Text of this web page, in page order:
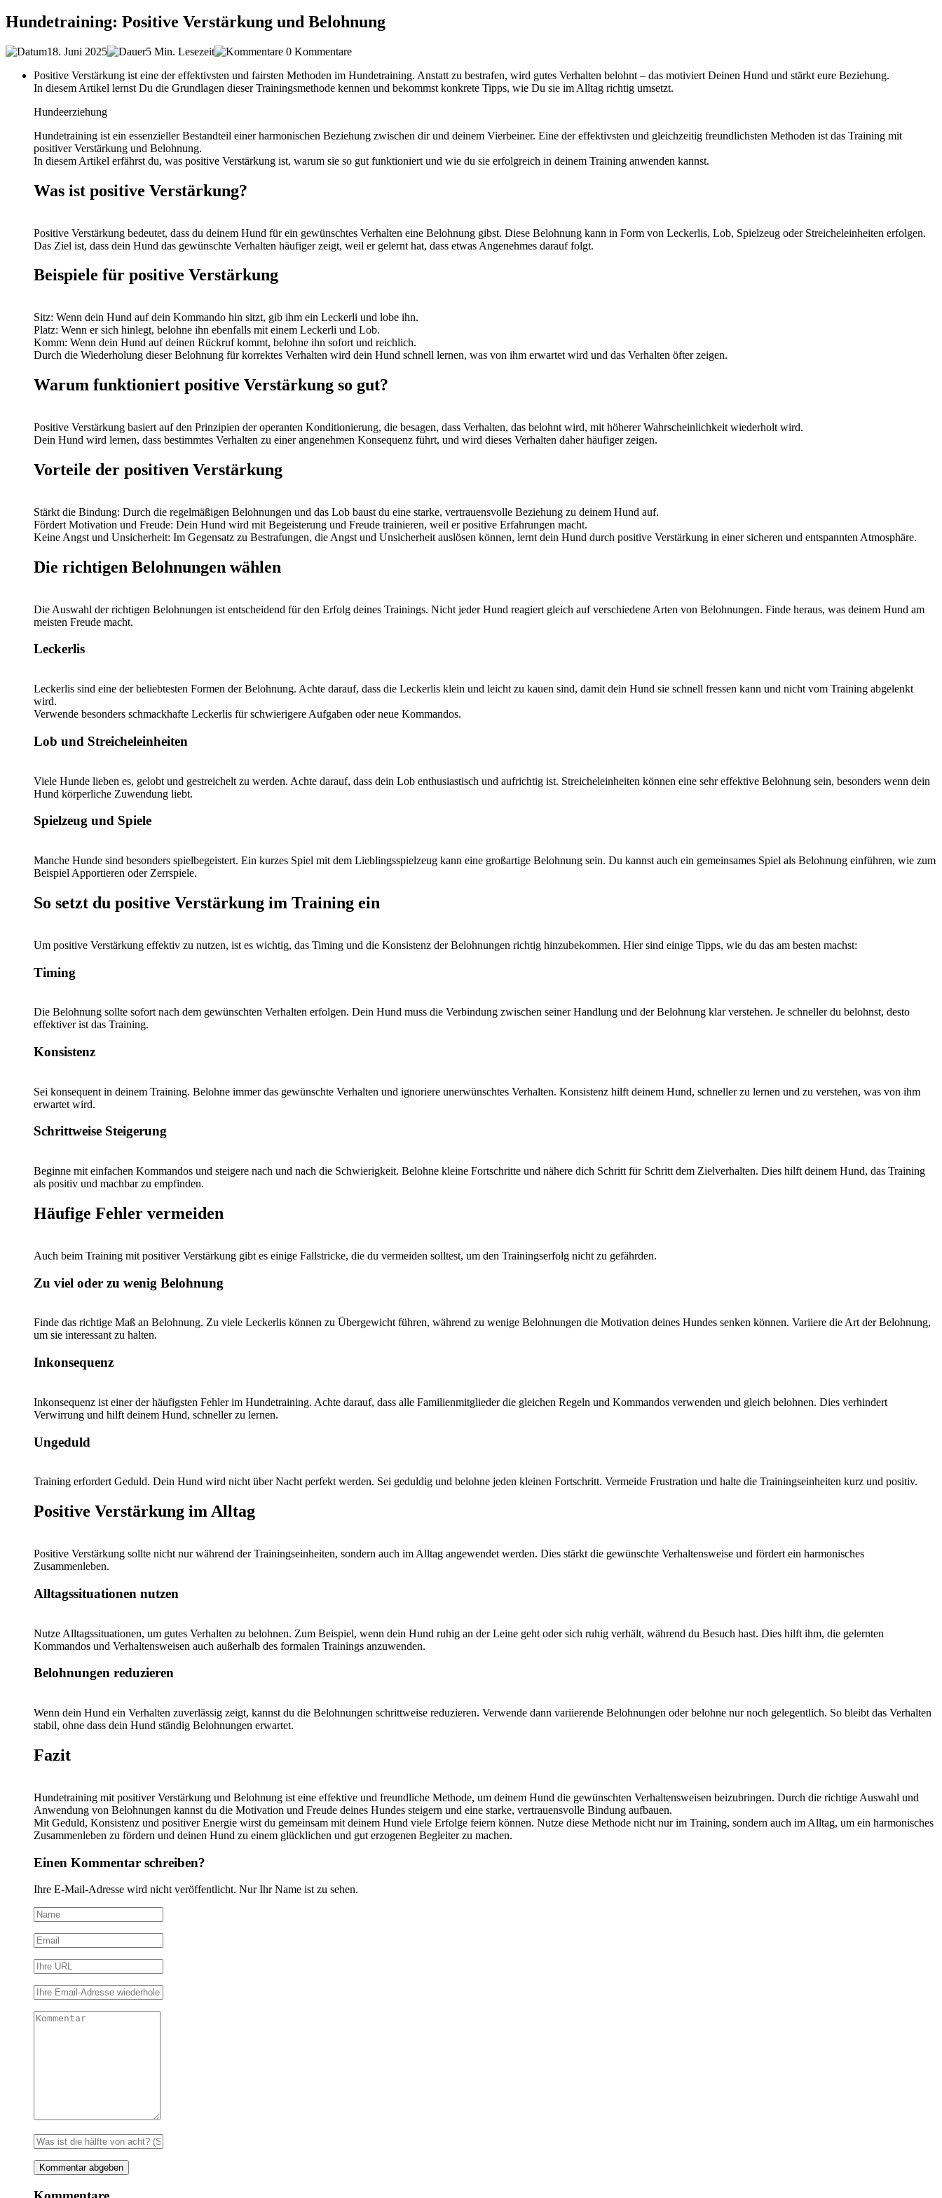
Hundetraining: Positive Verstärkung und Belohnung
18. Juni 2025 5 Min. Lesezeit
0 Kommentare
Positive Verstärkung ist eine der effektivsten und fairsten Methoden im Hundetraining. Anstatt zu bestrafen, wird gutes Verhalten belohnt – das motiviert Deinen Hund und stärkt eure Beziehung.
In diesem Artikel lernst Du die Grundlagen dieser Trainingsmethode kennen und bekommst konkrete Tipps, wie Du sie im Alltag richtig umsetzt.
Hundeerziehung
Hundetraining ist ein essenzieller Bestandteil einer harmonischen Beziehung zwischen dir und deinem Vierbeiner. Eine der effektivsten und gleichzeitig freundlichsten Methoden ist das Training mit
positiver Verstärkung und Belohnung.
In diesem Artikel erfährst du, was positive Verstärkung ist, warum sie so gut funktioniert und wie du sie erfolgreich in deinem Training anwenden kannst.
Was ist positive Verstärkung?
Positive Verstärkung bedeutet, dass du deinem Hund für ein gewünschtes Verhalten eine Belohnung gibst. Diese Belohnung kann in Form von Leckerlis, Lob, Spielzeug oder Streicheleinheiten erfolgen.
Das Ziel ist, dass dein Hund das gewünschte Verhalten häufiger zeigt, weil er gelernt hat, dass etwas Angenehmes darauf folgt.
Beispiele für positive Verstärkung
Sitz: Wenn dein Hund auf dein Kommando hin sitzt, gib ihm ein Leckerli und lobe ihn.
Platz: Wenn er sich hinlegt, belohne ihn ebenfalls mit einem Leckerli und Lob.
Komm: Wenn dein Hund auf deinen Rückruf kommt, belohne ihn sofort und reichlich.
Durch die Wiederholung dieser Belohnung für korrektes Verhalten wird dein Hund schnell lernen, was von ihm erwartet wird und das Verhalten öfter zeigen.
Warum funktioniert positive Verstärkung so gut?
Positive Verstärkung basiert auf den Prinzipien der operanten Konditionierung, die besagen, dass Verhalten, das belohnt wird, mit höherer Wahrscheinlichkeit wiederholt wird.
Dein Hund wird lernen, dass bestimmtes Verhalten zu einer angenehmen Konsequenz führt, und wird dieses Verhalten daher häufiger zeigen.
Vorteile der positiven Verstärkung
Stärkt die Bindung: Durch die regelmäßigen Belohnungen und das Lob baust du eine starke, vertrauensvolle Beziehung zu deinem Hund auf.
Fördert Motivation und Freude: Dein Hund wird mit Begeisterung und Freude trainieren, weil er positive Erfahrungen macht.
Keine Angst und Unsicherheit: Im Gegensatz zu Bestrafungen, die Angst und Unsicherheit auslösen können, lernt dein Hund durch positive Verstärkung in einer sicheren und entspannten Atmosphäre.
Die richtigen Belohnungen wählen
Die Auswahl der richtigen Belohnungen ist entscheidend für den Erfolg deines Trainings. Nicht jeder Hund reagiert gleich auf verschiedene Arten von Belohnungen. Finde heraus, was deinem Hund am
meisten Freude macht.
Leckerlis
Leckerlis sind eine der beliebtesten Formen der Belohnung. Achte darauf, dass die Leckerlis klein und leicht zu kauen sind, damit dein Hund sie schnell fressen kann und nicht vom Training abgelenkt
wird.
Verwende besonders schmackhafte Leckerlis für schwierigere Aufgaben oder neue Kommandos.
Lob und Streicheleinheiten
Viele Hunde lieben es, gelobt und gestreichelt zu werden. Achte darauf, dass dein Lob enthusiastisch und aufrichtig ist. Streicheleinheiten können eine sehr effektive Belohnung sein, besonders wenn dein
Hund körperliche Zuwendung liebt.
Spielzeug und Spiele
Manche Hunde sind besonders spielbegeistert. Ein kurzes Spiel mit dem Lieblingsspielzeug kann eine großartige Belohnung sein. Du kannst auch ein gemeinsames Spiel als Belohnung einführen, wie zum
Beispiel Apportieren oder Zerrspiele.
So setzt du positive Verstärkung im Training ein
Um positive Verstärkung effektiv zu nutzen, ist es wichtig, das Timing und die Konsistenz der Belohnungen richtig hinzubekommen. Hier sind einige Tipps, wie du das am besten machst:
Timing
Die Belohnung sollte sofort nach dem gewünschten Verhalten erfolgen. Dein Hund muss die Verbindung zwischen seiner Handlung und der Belohnung klar verstehen. Je schneller du belohnst, desto
effektiver ist das Training.
Konsistenz
Sei konsequent in deinem Training. Belohne immer das gewünschte Verhalten und ignoriere unerwünschtes Verhalten. Konsistenz hilft deinem Hund, schneller zu lernen und zu verstehen, was von ihm
erwartet wird.
Schrittweise Steigerung
Beginne mit einfachen Kommandos und steigere nach und nach die Schwierigkeit. Belohne kleine Fortschritte und nähere dich Schritt für Schritt dem Zielverhalten. Dies hilft deinem Hund, das Training
als positiv und machbar zu empfinden.
Häufige Fehler vermeiden
Auch beim Training mit positiver Verstärkung gibt es einige Fallstricke, die du vermeiden solltest, um den Trainingserfolg nicht zu gefährden.
Zu viel oder zu wenig Belohnung
Finde das richtige Maß an Belohnung. Zu viele Leckerlis können zu Übergewicht führen, während zu wenige Belohnungen die Motivation deines Hundes senken können. Variiere die Art der Belohnung,
um sie interessant zu halten.
Inkonsequenz
Inkonsequenz ist einer der häufigsten Fehler im Hundetraining. Achte darauf, dass alle Familienmitglieder die gleichen Regeln und Kommandos verwenden und gleich belohnen. Dies verhindert
Verwirrung und hilft deinem Hund, schneller zu lernen.
Ungeduld
Training erfordert Geduld. Dein Hund wird nicht über Nacht perfekt werden. Sei geduldig und belohne jeden kleinen Fortschritt. Vermeide Frustration und halte die Trainingseinheiten kurz und positiv.
Positive Verstärkung im Alltag
Positive Verstärkung sollte nicht nur während der Trainingseinheiten, sondern auch im Alltag angewendet werden. Dies stärkt die gewünschte Verhaltensweise und fördert ein harmonisches
Zusammenleben.
Alltagssituationen nutzen
Nutze Alltagssituationen, um gutes Verhalten zu belohnen. Zum Beispiel, wenn dein Hund ruhig an der Leine geht oder sich ruhig verhält, während du Besuch hast. Dies hilft ihm, die gelernten
Kommandos und Verhaltensweisen auch außerhalb des formalen Trainings anzuwenden.
Belohnungen reduzieren
Wenn dein Hund ein Verhalten zuverlässig zeigt, kannst du die Belohnungen schrittweise reduzieren. Verwende dann variierende Belohnungen oder belohne nur noch gelegentlich. So bleibt das Verhalten
stabil, ohne dass dein Hund ständig Belohnungen erwartet.
Fazit
Hundetraining mit positiver Verstärkung und Belohnung ist eine effektive und freundliche Methode, um deinem Hund die gewünschten Verhaltensweisen beizubringen. Durch die richtige Auswahl und
Anwendung von Belohnungen kannst du die Motivation und Freude deines Hundes steigern und eine starke, vertrauensvolle Bindung aufbauen.
Mit Geduld, Konsistenz und positiver Energie wirst du gemeinsam mit deinem Hund viele Erfolge feiern können. Nutze diese Methode nicht nur im Training, sondern auch im Alltag, um ein harmonisches
Zusammenleben zu fördern und deinen Hund zu einem glücklichen und gut erzogenen Begleiter zu machen.
Einen Kommentar schreiben?
Ihre E-Mail-Adresse wird nicht veröffentlicht. Nur Ihr Name ist zu sehen.